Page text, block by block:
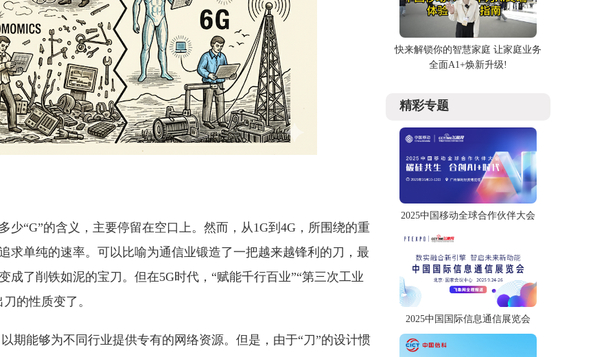
少“G”的含义，主要停留在空口上。然而，从1G到4G，所围绕的重
求单纯的速率。可以比喻为通信业锻造了一把越来越锋利的刀，最
成了削铁如泥的宝刀。但在5G时代，“赋能千行百业”“第三次工业
的性质变了。
期能够为不同行业提供专有的网络资源。但是，由于“刀”的设计惯
快来解锁你的智慧家庭 让家庭业务
全面A1+焕新升级!
精彩专题
2025中国移动全球合作伙伴大会
2025中国国际信息通信展览会